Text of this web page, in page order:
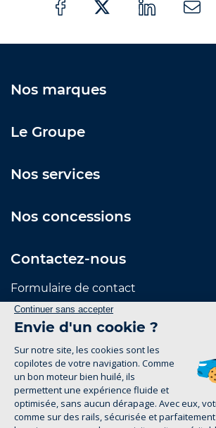
Nos marques
Le Groupe
Nos services
Nos concessions
Contactez-nous
Formulaire de contact
Suivez-nous
Mentions Légales
Politique de confidentialité
groupe-legrand.fr 2026